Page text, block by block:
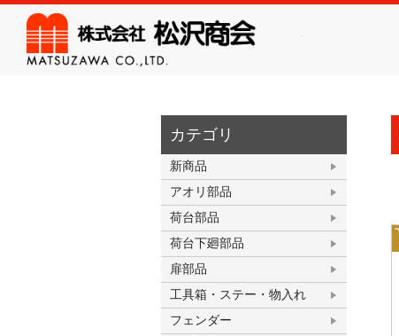
カテゴリ
新商品
アオリ部品
荷台部品
荷台下廻部品
扉部品
工具箱・ステー・物入れ
フェンダー